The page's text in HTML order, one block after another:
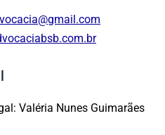
Valéria Nunes Guimarães